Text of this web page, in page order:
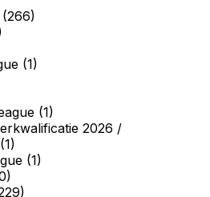
(266)
(1)
(1)
2026 /
(1)
(1)